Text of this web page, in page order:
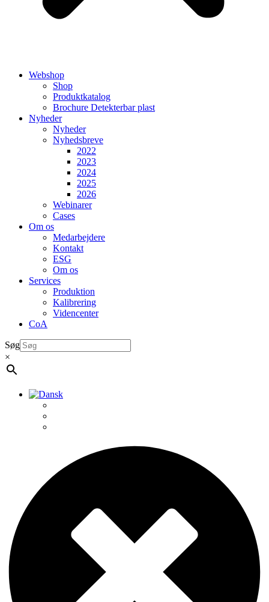
Webshop
Shop
Produktkatalog
Brochure Detekterbar plast
Nyheder
Nyheder
Nyhedsbreve
2022
2023
2024
2025
2026
Webinarer
Cases
Om os
Medarbejdere
Kontakt
ESG
Om os
Services
Produktion
Kalibrering
Videncenter
CoA
Søg
×